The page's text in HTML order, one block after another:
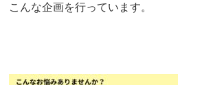
こんな企画を行っています。